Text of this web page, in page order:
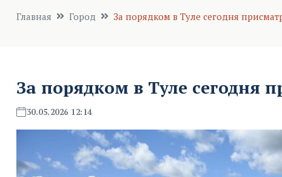
Главная Город За порядком в Туле сегодня
За порядком в Туле сегодня
30.05.2026 12:14